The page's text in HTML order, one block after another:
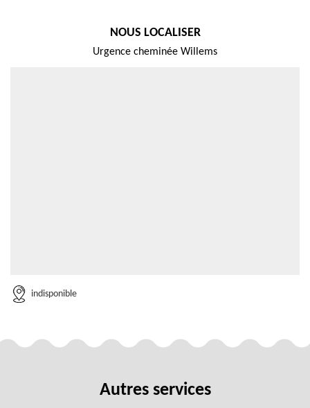
NOUS LOCALISER
Urgence cheminée Willems
indisponible
Autres services